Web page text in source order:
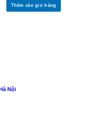
Thêm vào giỏ hàng
Nội